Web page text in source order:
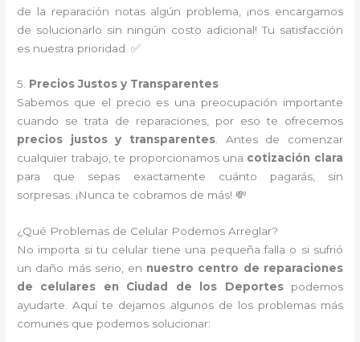
de la reparación notas algún problema, ¡nos encargamos
de solucionarlo sin ningún costo adicional! Tu satisfacción
es nuestra prioridad. ✅
5. Precios Justos y Transparentes
Sabemos que el precio es una preocupación importante
cuando se trata de reparaciones, por eso te ofrecemos
precios justos y transparentes. Antes de comenzar
cualquier trabajo, te proporcionamos una cotización clara
para que sepas exactamente cuánto pagarás, sin
sorpresas. ¡Nunca te cobramos de más! 💸
¿Qué Problemas de Celular Podemos Arreglar?
No importa si tu celular tiene una pequeña falla o si sufrió
un daño más serio, en nuestro centro de reparaciones
de celulares en Ciudad de los Deportespodemos
ayudarte. Aquí te dejamos algunos de los problemas más
comunes que podemos solucionar: